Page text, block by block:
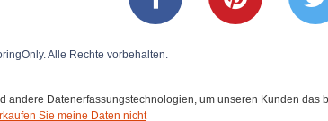
Alle Rechte vorbehalten.
andere Datenerfassungstechnologien, um unseren Kunden
Sie meine Daten nicht